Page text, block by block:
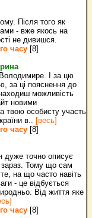
Після того як
- вже якось на
не дивишся.
часу [8]
І за цю
за ці пояснення до
можливість
новими
твою особисту участь
в.. [весь]
часу [8]
дуже точно описує
зараз. Тому що сам
на що часто навіть
- це відбується
Від життя яке
часу [8]